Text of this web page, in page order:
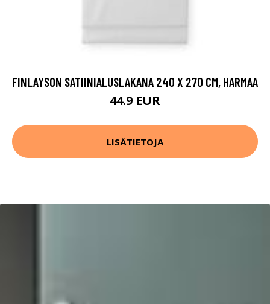
FINLAYSON SATIINIALUSLAKANA 240 X 270 CM, HARMAA
44.9 EUR
LISÄTIETOJA